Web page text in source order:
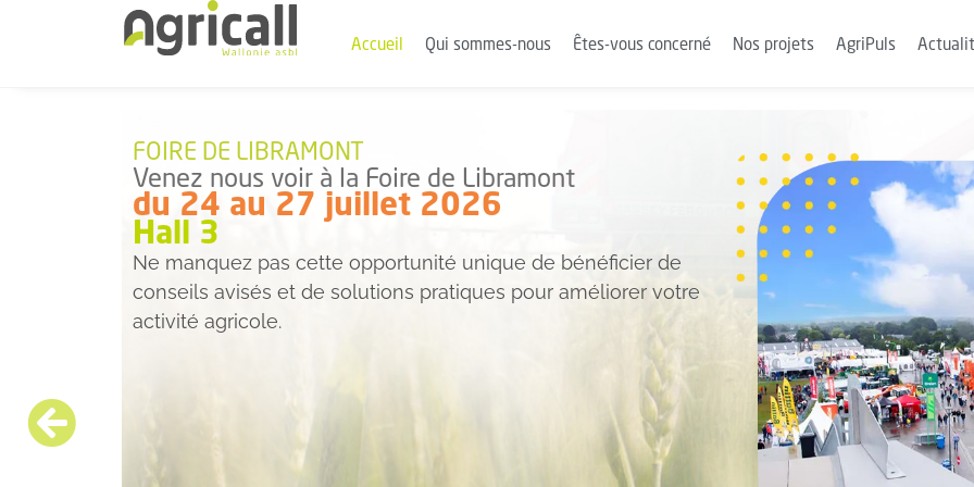
Accueil Qui sommes-nous Êtes-vous concerné Nos projets AgriPuls
FOIRE DE LIBRAMONT
Venez nous voir à la Foire de Libramont
du 24 au 27 juillet 2026
Hall 3
Ne manquez pas cette opportunité unique de bénéficier de
conseils avisés et de solutions pratiques pour améliorer votre
activité agricole.